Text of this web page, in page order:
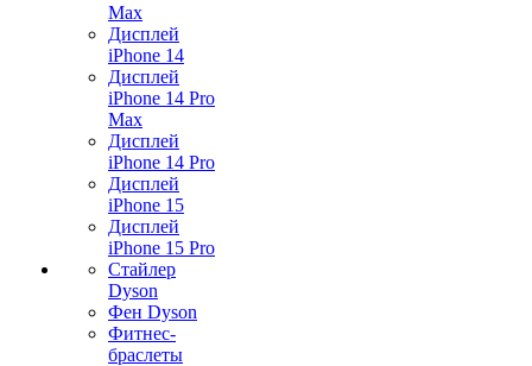
Max
Дисплей
iPhone 14
Дисплей
iPhone 14 Pro
Max
Дисплей
iPhone 14 Pro
Дисплей
iPhone 15
Дисплей
iPhone 15 Pro
Стайлер
Dyson
Фен Dyson
Фитнес-
браслеты